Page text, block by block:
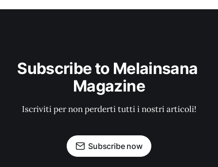
Subscribe to Melainsana
Magazine
Iscriviti per non perderti tutti i nostri articoli!
Subscribe now